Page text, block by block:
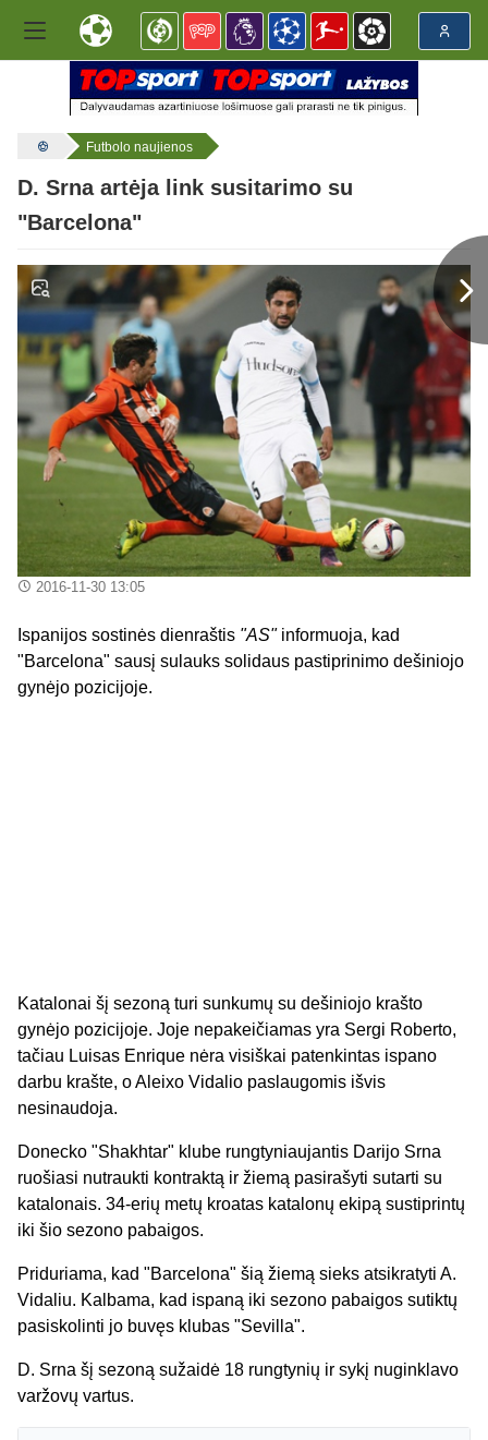
Futbolo naujienos
D. Srna artėja link susitarimo su
"Barcelona"
2016-11-30 13:05
Ispanijos sostinės dienraštis "AS"informuoja, kad
"Barcelona" sausį sulauks solidaus pastiprinimo dešiniojo
gynėjo pozicijoje.
Katalonai šį sezoną turi sunkumų su dešiniojo krašto
gynėjo pozicijoje. Joje nepakeičiamas yra Sergi Roberto,
tačiau Luisas Enrique nėra visiškai patenkintas ispano
darbu krašte, o Aleixo Vidalio paslaugomis išvis
nesinaudoja.
Donecko "Shakhtar" klube rungtyniaujantis Darijo Srna
ruošiasi nutraukti kontraktą ir žiemą pasirašyti sutarti su
katalonais. 34-erių metų kroatas katalonų ekipą sustiprintų
iki šio sezono pabaigos.
Priduriama, kad "Barcelona" šią žiemą sieks atsikratyti A.
Vidaliu. Kalbama, kad ispaną iki sezono pabaigos sutiktų
pasiskolinti jo buvęs klubas "Sevilla".
D. Srna šį sezoną sužaidė 18 rungtynių ir sykį nuginklavo
varžovų vartus.